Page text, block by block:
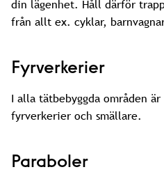
din lägenhet. Håll därför
från allt ex. cyklar,
Fyrverkerier
I alla tätbebyggda områden
fyrverkerier och smällare.
Paraboler